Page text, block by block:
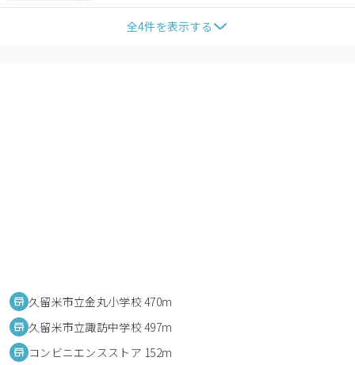
全4件を表示する
久留米市立金丸小学校 470m
久留米市立諏訪中学校 497m
コンビニエンスストア 152m